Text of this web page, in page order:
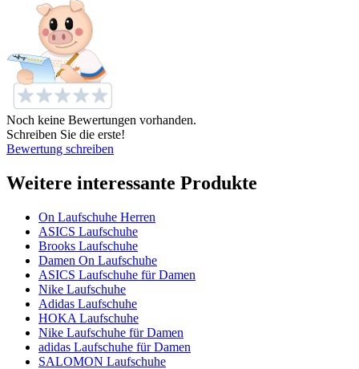
Noch keine Bewertungen vorhanden.
Schreiben Sie die erste!
Bewertung schreiben
Weitere interessante Produkte
On Laufschuhe Herren
ASICS Laufschuhe
Brooks Laufschuhe
Damen On Laufschuhe
ASICS Laufschuhe für Damen
Nike Laufschuhe
Adidas Laufschuhe
HOKA Laufschuhe
Nike Laufschuhe für Damen
adidas Laufschuhe für Damen
SALOMON Laufschuhe